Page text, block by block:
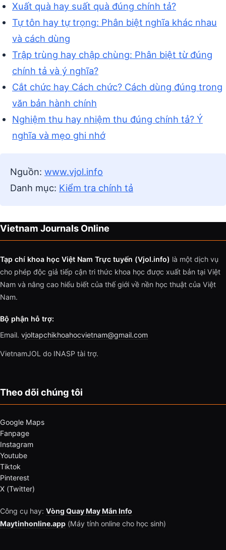
Xuất quà hay suất quà đúng chính tả?
Tự tôn hay tự trọng: Phân biệt nghĩa khác nhau
và cách dùng
Trập trùng hay chập chùng: Phân biệt từ đúng
chính tả và ý nghĩa?
Cắt chức hay Cách chức? Cách dùng đúng trong
văn bản hành chính
Nghiệm thu hay nhiệm thu đúng chính tả? Ý
nghĩa và mẹo ghi nhớ
Nguồn: www.vjol.info
Danh mục: Kiểm tra chính tả
Vietnam Journals Online
Tạp chí khoa học Việt Nam Trực tuyến (Vjol.info) là một dịch vụ
cho phép độc giả tiếp cận tri thức khoa học được xuất bản tại Việt
Nam và nâng cao hiểu biết của thế giới về nền học thuật của Việt
Nam.
Bộ phận hỗ trợ:
Email. vjoltapchikhoahocvietnam@gmail.com
VietnamJOL do INASP tài trợ.
Theo dõi chúng tôi
Google Maps
Fanpage
Instagram
Youtube
Tiktok
Pinterest
X (Twitter)
Công cụ hay: Vòng Quay May Mắn Info
Maytinhonline.app (Máy tính online cho học sinh)